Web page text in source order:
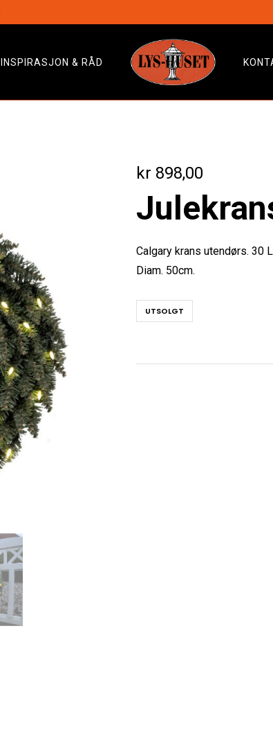
INSPIRASJON & RÅD
kr 898,00
Calgary krans utendørs. 30
Diam. 50cm.
UTSOLGT